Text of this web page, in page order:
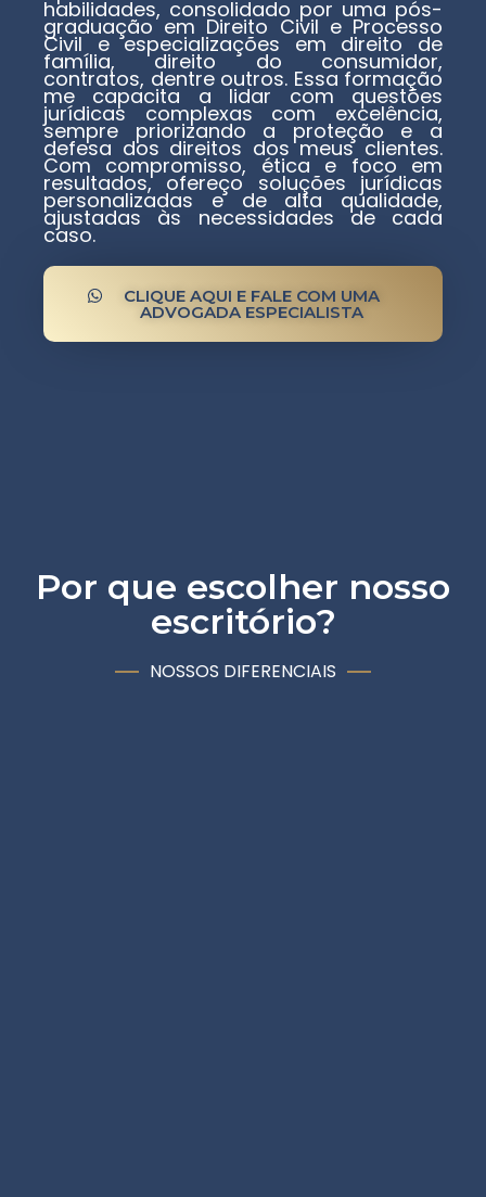
habilidades, consolidado por uma pós-
graduação em Direito Civil e Processo
Civil e especializações em direito de
família, direito do consumidor,
contratos, dentre outros. Essa formação
me capacita a lidar com questões
jurídicas complexas com excelência,
sempre priorizando a proteção e a
defesa dos direitos dos meus clientes.
Com compromisso, ética e foco em
resultados, ofereço soluções jurídicas
personalizadas e de alta qualidade,
ajustadas às necessidades de cada
caso.
CLIQUE AQUI E FALE COM UMA
ADVOGADA ESPECIALISTA
Por que escolher nosso
escritório?
NOSSOS DIFERENCIAIS